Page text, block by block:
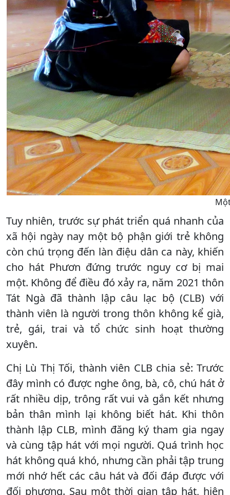
Tuy nhiên, trước sự phát triển quá nhanh của
xã hội ngày nay một bộ phận giới trẻ không
còn chú trọng đến làn điệu dân ca này, khiến
cho hát Phươn đứng trước nguy cơ bị mai
một. Không để điều đó xảy ra, năm 2021 thôn
Tát Ngà đã thành lập câu lạc bộ (CLB) với
thành viên là người trong thôn không kể già,
trẻ, gái, trai và tổ chức sinh hoạt thường
xuyên.
Chị Lù Thị Tối, thành viên CLB chia sẻ: Trước
đây mình có được nghe ông, bà, cô, chú hát ở
rất nhiều dịp, trông rất vui và gắn kết nhưng
bản thân mình lại không biết hát. Khi thôn
thành lập CLB, mình đăng ký tham gia ngay
và cùng tập hát với mọi người. Quá trình học
hát không quá khó, nhưng cần phải tập trung
mới nhớ hết các câu hát và đối đáp được với
đối phương. Sau một thời gian tập hát, hiện